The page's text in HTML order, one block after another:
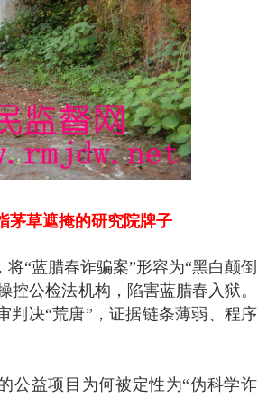
茅草遮掩的研究院牌子
“蓝腊春诈骗案”形容为“黑白颠倒
控公检法机构，陷害蓝腊春入狱。
判决“荒唐”，证据链条薄弱、程序
公益项目为何被定性为“伪科学诈